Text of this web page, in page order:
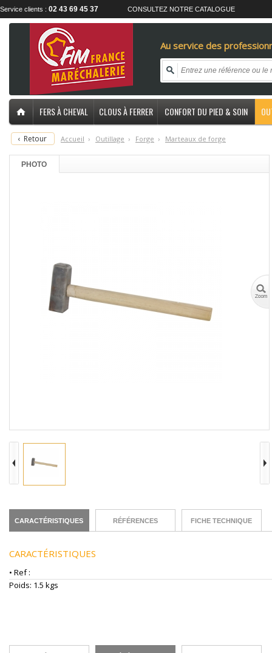
Service clients : 02 43 69 45 37 CONSULTEZ NOTRE CATALOGUE
Au service des
FERS À CHEVAL CLOUS À FERRER CONFORT DU PIED & SOIN
‹ Retour Accueil › Outillage › Forge › Marteaux de forge
PHOTO
CARACTÉRISTIQUES RÉFÉRENCES FICHE TECHNIQUE
CARACTÉRISTIQUES
• Ref :
Poids: 1.5 kgs